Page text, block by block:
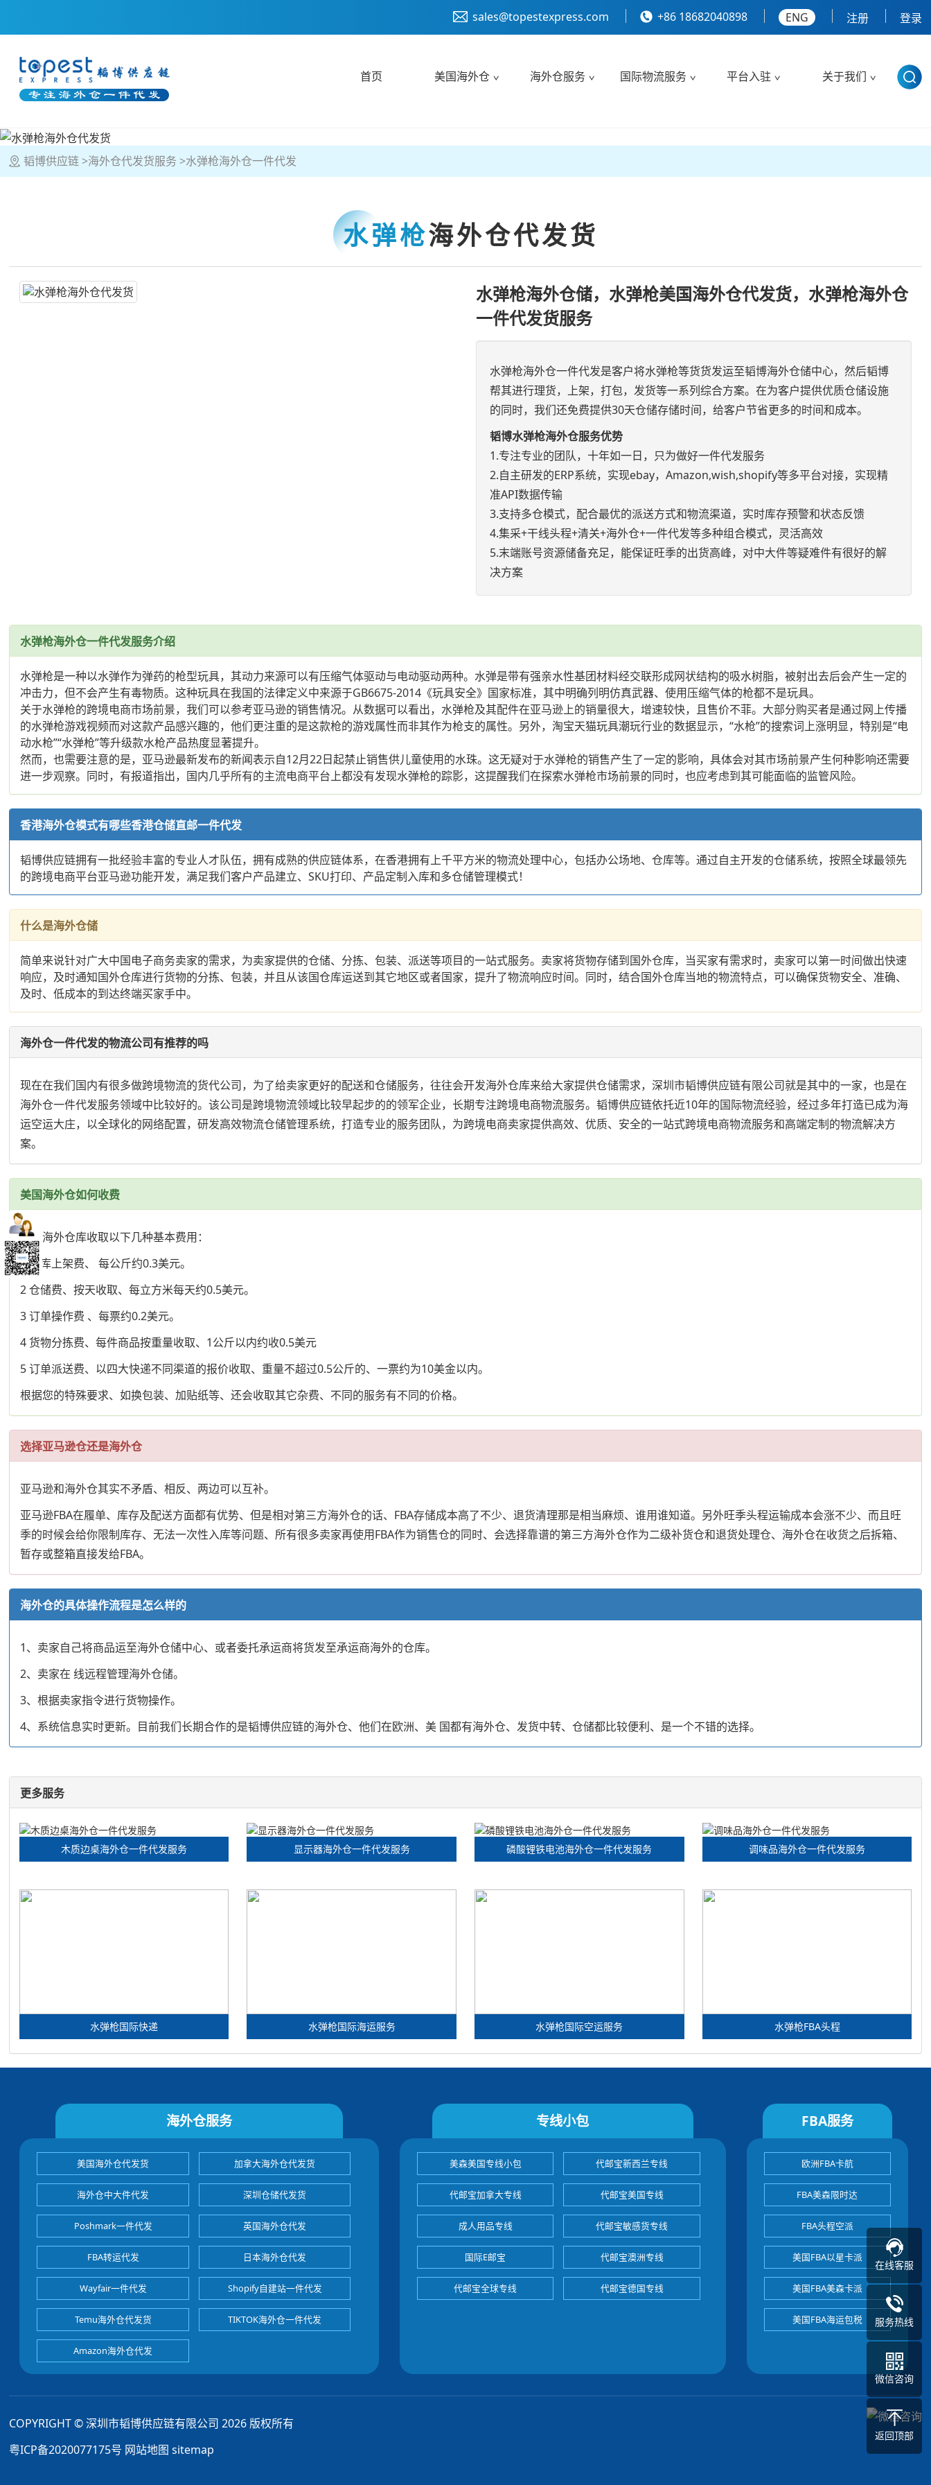
sales@topestexpress.com +86 18682040898 ENG 注册 登录
首页 美国海外仓 海外仓服务 国际物流服务 平台入驻 关于我们
韬博供应链 海外仓代发货服务 水弹枪海外仓一件代发
水弹枪海外仓代发货
水弹枪海外仓储，水弹枪美国海外仓代发货，水弹枪海外仓
一件代发货服务
水弹枪海外仓一件代发是客户将水弹枪等货货发运至韬博海外仓储中心，然后韬博
帮其进行理货，上架，打包，发货等一系列综合方案。在为客户提供优质仓储设施
的同时，我们还免费提供30天仓储存储时间，给客户节省更多的时间和成本。
韬博水弹枪海外仓服务优势
1.专注专业的团队，十年如一日，只为做好一件代发服务
2.自主研发的ERP系统，实现ebay，Amazon,wish,shopify等多平台对接，实现精
准API数据传输
3.支持多仓模式，配合最优的派送方式和物流渠道，实时库存预警和状态反馈
4.集采+干线头程+清关+海外仓+一件代发等多种组合模式，灵活高效
5.末端账号资源储备充足，能保证旺季的出货高峰，对中大件等疑难件有很好的解
决方案
水弹枪海外仓一件代发服务介绍
水弹枪是一种以水弹作为弹药的枪型玩具，其动力来源可以有压缩气体驱动与电动驱动两种。水弹是带有强亲水性基团材料经交联形成网状结构的吸水树脂，被射出去后会产生一定的
冲击力，但不会产生有毒物质。这种玩具在我国的法律定义中来源于GB6675-2014《玩具安全》国家标准，其中明确列明仿真武器、使用压缩气体的枪都不是玩具。
关于水弹枪的跨境电商市场前景，我们可以参考亚马逊的销售情况。从数据可以看出，水弹枪及其配件在亚马逊上的销量很大，增速较快，且售价不菲。大部分购买者是通过网上传播
的水弹枪游戏视频而对这款产品感兴趣的，他们更注重的是这款枪的游戏属性而非其作为枪支的属性。另外，淘宝天猫玩具潮玩行业的数据显示，“水枪”的搜索词上涨明显，特别是“电
动水枪”“水弹枪”等升级款水枪产品热度显著提升。
然而，也需要注意的是，亚马逊最新发布的新闻表示自12月22日起禁止销售供儿童使用的水珠。这无疑对于水弹枪的销售产生了一定的影响，具体会对其市场前景产生何种影响还需要
进一步观察。同时，有报道指出，国内几乎所有的主流电商平台上都没有发现水弹枪的踪影，这提醒我们在探索水弹枪市场前景的同时，也应考虑到其可能面临的监管风险。
香港海外仓模式有哪些香港仓储直邮一件代发
韬博供应链拥有一批经验丰富的专业人才队伍，拥有成熟的供应链体系，在香港拥有上千平方米的物流处理中心，包括办公场地、仓库等。通过自主开发的仓储系统，按照全球最领先
的跨境电商平台亚马逊功能开发，满足我们客户产品建立、SKU打印、产品定制入库和多仓储管理模式！
什么是海外仓储
简单来说针对广大中国电子商务卖家的需求，为卖家提供的仓储、分拣、包装、派送等项目的一站式服务。卖家将货物存储到国外仓库，当买家有需求时，卖家可以第一时间做出快速
响应，及时通知国外仓库进行货物的分拣、包装，并且从该国仓库运送到其它地区或者国家，提升了物流响应时间。同时，结合国外仓库当地的物流特点，可以确保货物安全、准确、
及时、低成本的到达终端买家手中。
海外仓一件代发的物流公司有推荐的吗
现在在我们国内有很多做跨境物流的货代公司，为了给卖家更好的配送和仓储服务，往往会开发海外仓库来给大家提供仓储需求，深圳市韬博供应链有限公司就是其中的一家，也是在
海外仓一件代发服务领域中比较好的。该公司是跨境物流领域比较早起步的的领军企业，长期专注跨境电商物流服务。韬博供应链依托近10年的国际物流经验，经过多年打造已成为海
运空运大庄，以全球化的网络配置，研发高效物流仓储管理系统，打造专业的服务团队，为跨境电商卖家提供高效、优质、安全的一站式跨境电商物流服务和高端定制的物流解决方
案。
美国海外仓如何收费
美国海外仓库收取以下几种基本费用：
1 入库上架费、 每公斤约0.3美元。
2 仓储费、按天收取、每立方米每天约0.5美元。
3 订单操作费 、每票约0.2美元。
4 货物分拣费、每件商品按重量收取、1公斤以内约收0.5美元
5 订单派送费、以四大快递不同渠道的报价收取、重量不超过0.5公斤的、一票约为10美金以内。
根据您的特殊要求、如换包装、加贴纸等、还会收取其它杂费、不同的服务有不同的价格。
选择亚马逊仓还是海外仓
亚马逊和海外仓其实不矛盾、相反、两边可以互补。
亚马逊FBA在履单、库存及配送方面都有优势、但是相对第三方海外仓的话、FBA存储成本高了不少、退货清理那是相当麻烦、谁用谁知道。另外旺季头程运输成本会涨不少、而且旺
季的时候会给你限制库存、无法一次性入库等问题、所有很多卖家再使用FBA作为销售仓的同时、会选择靠谱的第三方海外仓作为二级补货仓和退货处理仓、海外仓在收货之后拆箱、
暂存或整箱直接发给FBA。
海外仓的具体操作流程是怎么样的
1、卖家自己将商品运至海外仓储中心、或者委托承运商将货发至承运商海外的仓库。
2、卖家在 线远程管理海外仓储。
3、根据卖家指令进行货物操作。
4、系统信息实时更新。目前我们长期合作的是韬博供应链的海外仓、他们在欧洲、美 国都有海外仓、发货中转、仓储都比较便利、是一个不错的选择。
更多服务
木质边桌海外仓一件代发服务 显示器海外仓一件代发服务 磷酸锂铁电池海外仓一件代发服务 调味品海外仓一件代发服务
水弹枪国际快递 水弹枪国际海运服务 水弹枪国际空运服务 水弹枪FBA头程
海外仓服务
美国海外仓代发货 加拿大海外仓代发货
海外仓中大件代发 深圳仓储代发货
Poshmark一件代发 英国海外仓代发
FBA转运代发 日本海外仓代发
Wayfair一件代发 Shopify自建站一件代发
Temu海外仓代发货 TIKTOK海外仓一件代发
Amazon海外仓代发
专线小包
美森美国专线小包 代邮宝新西兰专线
代邮宝加拿大专线 代邮宝美国专线
成人用品专线 代邮宝敏感货专线
国际E邮宝 代邮宝澳洲专线
代邮宝全球专线 代邮宝德国专线
FBA服务
欧洲FBA卡航
FBA美森限时达
FBA头程空派
美国FBA以星卡派
美国FBA美森卡派
美国FBA海运包税
COPYRIGHT © 深圳市韬博供应链有限公司 2026 版权所有
粤ICP备2020077175号 网站地图 sitemap
在线客服
服务热线
微信咨询
返回顶部